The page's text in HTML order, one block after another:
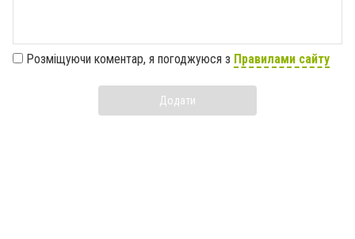
Розміщуючи коментар, я погоджуюся з Правилами сайту
Додати